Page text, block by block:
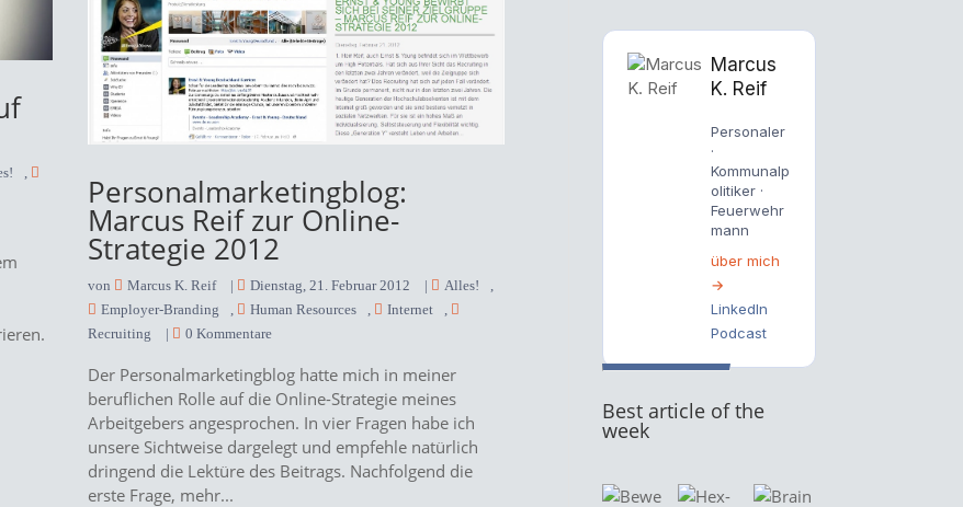
,
Personalmarketingblog:
Marcus Reif zur Online-
Strategie 2012
von Marcus K. Reif | Dienstag, 21. Februar 2012 | Alles!
Employer-Branding
Human Resources Internet
Recruiting
| 0 Kommentare
Der Personalmarketingblog hatte mich in meiner
beruflichen Rolle auf die Online-Strategie meines
Arbeitgebers angesprochen. In vier Fragen habe ich
unsere Sichtweise dargelegt und empfehle natürlich
dringend die Lektüre des Beitrags. Nachfolgend die
erste Frage, mehr...
Marcus
K. Reif
Personaler
·
Kommunalp
olitiker ·
Feuerwehr
mann
über mich
→
LinkedIn
Podcast
Best article of the
week